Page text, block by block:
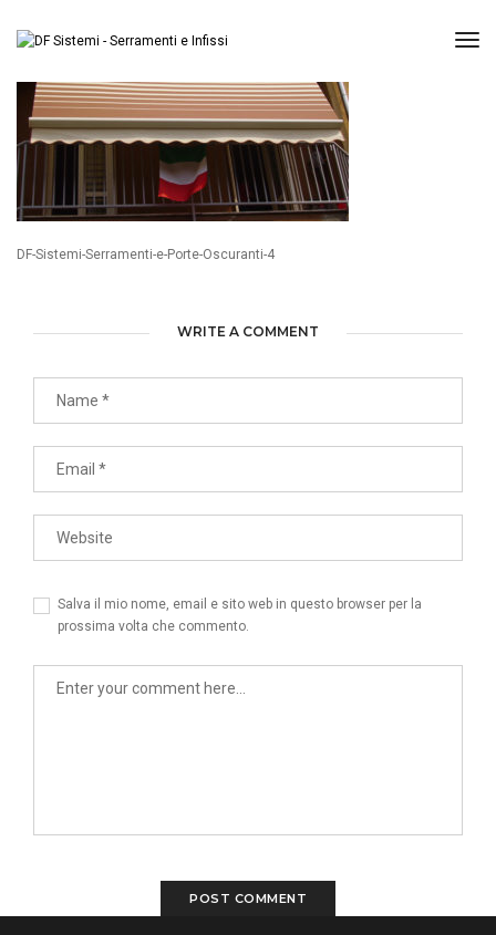
DF-Sistemi-Serramenti-e-Porte-Oscuranti-4
WRITE A COMMENT
Salva il mio nome, email e sito web in questo browser per la
prossima volta che commento.